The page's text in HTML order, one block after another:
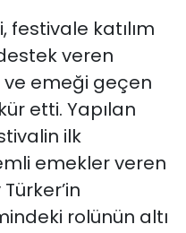
festivale katılım
veren
emeği geçen
etti. Yapılan
ilk
emekler veren
rolünün altı